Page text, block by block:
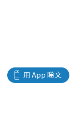
用 App 睇文